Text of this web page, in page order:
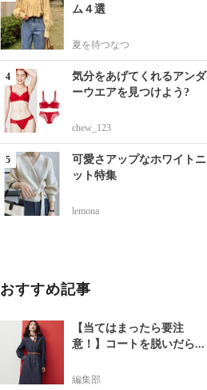
ム４選
夏を待つなつ
気分をあげてくれるアンダ
ーウエアを見つけよう?
chew_123
可愛さアップなホワイトニ
ット特集
lemona
おすすめ記事
【当てはまったら要注
意！】コートを脱いだら...
編集部